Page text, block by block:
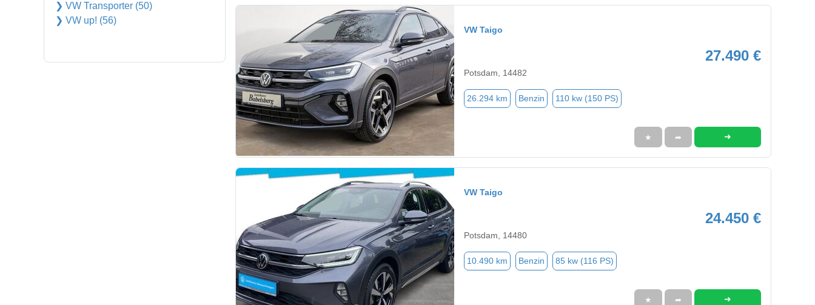
❯ VW Transporter (50)
❯ VW up! (56)
VW Taigo
27.490 €
Potsdam, 14482
26.294 km Benzin 110 kw (150 PS)
★ ➦ ➜
VW Taigo
24.450 €
Potsdam, 14480
10.490 km Benzin 85 kw (116 PS)
★ ➦ ➜